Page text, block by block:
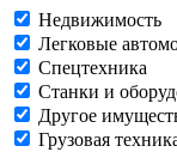
Недвижимость
Легковые
Спецтехника
Станки и
Другое
Грузовая